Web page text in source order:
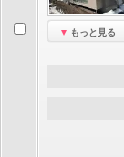
もっと見る